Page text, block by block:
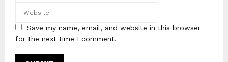
Save my name, email, and website in this browser
for the next time I comment.